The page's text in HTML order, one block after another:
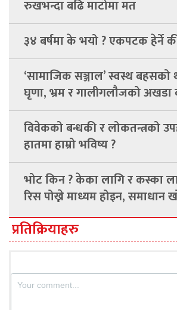
रुखभन्दा बढि माटोमा मत
३४ बर्षमा के भयो ? एकपटक हेर्ने
‘सामाजिक सञ्जाल’ स्वस्थ बहसको
घृणा, भ्रम र गालीगलौजको अखडा
विवेकको बन्धकी र लोकतन्त्रको
हातमा हाम्रो भविष्य ?
भोट किन ? केका लागि र कस्का
रिस पोख्ने माध्यम होइन, समाधान
प्रतिक्रियाहरु